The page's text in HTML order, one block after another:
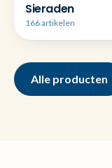
Sieraden
166 artikelen
Alle producten